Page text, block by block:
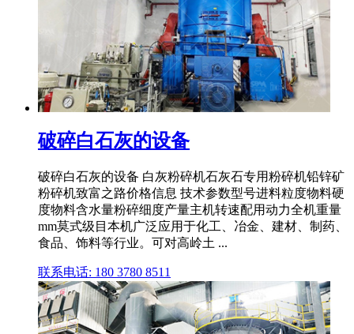
破碎白石灰的设备
破碎白石灰的设备 白灰粉碎机石灰石专用粉碎机铅锌矿
粉碎机致富之路价格信息 技术参数型号进料粒度物料硬
度物料含水量粉碎细度产量主机转速配用动力全机重量
mm莫式级目本机广泛应用于化工、冶金、建材、制药、
食品、饰料等行业。可对高岭土 ...
联系电话: 180 3780 8511